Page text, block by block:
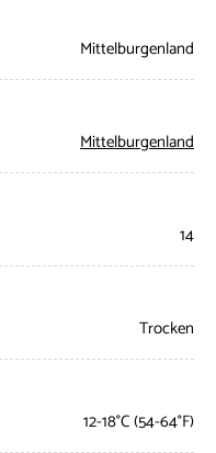
Mittelburgenland
Mittelburgenland
14
Trocken
12-18°C (54-64°F)